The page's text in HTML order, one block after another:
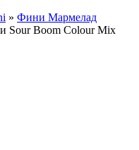
» Фини Мармелад
Sour Boom Colour Mix